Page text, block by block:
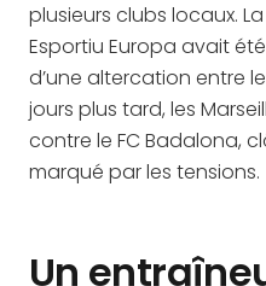
plusieurs clubs locaux.
Esportiu Europa avait
d’une altercation entre
jours plus tard, les
contre le FC Badalona,
marqué par les tensions.
Un